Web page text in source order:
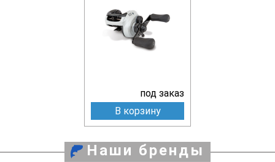
под заказ
В корзину
Наши бренды